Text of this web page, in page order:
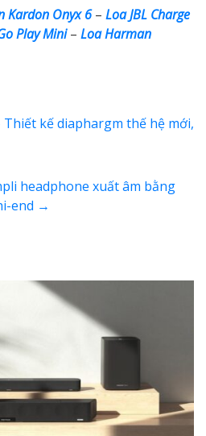
Kardon Onyx 6– Loa JBL Charge
Play Mini– Loa Harman
Thiết kế diaphargm thế hệ mới,
headphone xuất âm bằng
end →